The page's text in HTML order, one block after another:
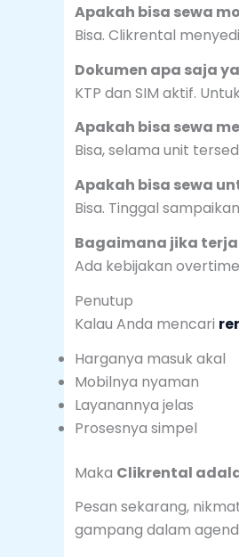
Apakah bisa sewa
Bisa. Clikrental
Dokumen apa saja
KTP dan SIM aktif.
Apakah bisa sewa
Bisa, selama unit
Apakah bisa sewa
Bisa. Tinggal
Bagaimana jika
Ada kebijakan
Penutup
Kalau Anda mencari
Harganya masuk akal
Mobilnya nyaman
Layanannya jelas
Prosesnya simpel
Maka Clikrental
Pesan sekarang,
gampang dalam